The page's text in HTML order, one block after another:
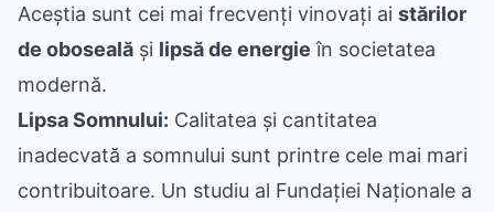
Aceștia sunt cei mai frecvenți vinovați ai stărilor
de oboseală și lipsă de energie în societatea
modernă.
Lipsa Somnului: Calitatea și cantitatea
inadecvată a somnului sunt printre cele mai mari
contribuitoare. Un studiu al Fundației Naționale a